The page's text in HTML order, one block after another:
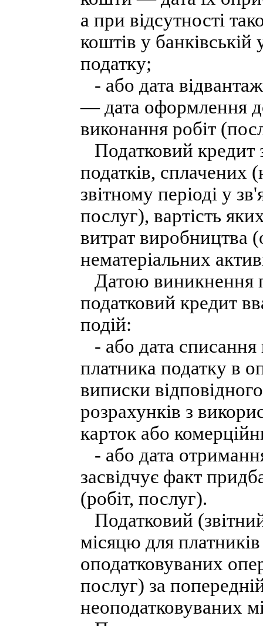
а при відсутності
коштів у
податку;
- або дата
— дата оформлення
виконання робіт
Податковий кредит
податків, сплачених
звітному періоді у
послуг), вартість
витрат виробництва
нематеріальних
Датою виникнення
податковий кредит
подій:
- або дата списання
платника податку в
виписки
розрахунків з
карток або
- або дата
засвідчує факт
(робіт, послуг).
Податковий
місяцю для
оподатковуваних
послуг) за
неоподатковуваних